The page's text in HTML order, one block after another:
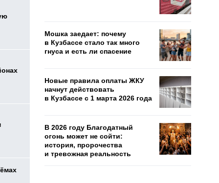
Мошка заедает: почему
в Кузбассе стало так много
гнуса и есть ли спасение
Новые правила оплаты ЖКУ
начнут действовать
в Кузбассе с 1 марта 2026 года
В 2026 году Благодатный
огонь может не сойти:
история, пророчества
и тревожная реальность